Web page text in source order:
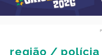
região / polícia